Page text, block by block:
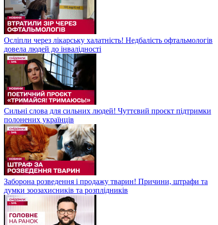
Осліпли через лікарську халатність! Недбалість офтальмологів
довела людей до інвалідності
Сильні слова для сильних людей! Чуттєвий проєкт підтримки
полонених українців
Заборона розведення і продажу тварин! Причини, штрафи та
думки зоозахисників та розплідників